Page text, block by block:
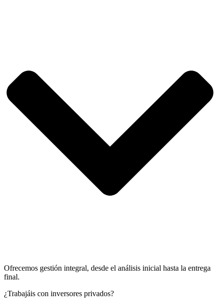
Ofrecemos gestión integral, desde el análisis inicial hasta la entrega
final.
¿Trabajáis con inversores privados?